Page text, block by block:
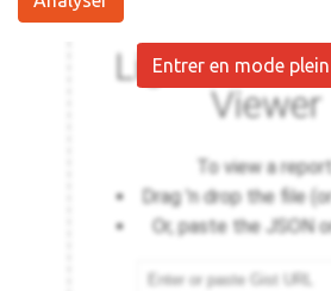
Entrer en mode